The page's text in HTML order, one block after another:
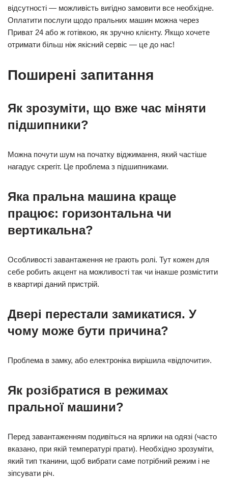
відсутності — можливість вигідно замовити все необхідне.
Оплатити послуги щодо пральних машин можна через
Приват 24 або ж готівкою, як зручно клієнту. Якщо хочете
отримати більш ніж якісний сервіс — це до нас!
Поширені запитання
Як зрозуміти, що вже час міняти
підшипники?
Можна почути шум на початку віджимання, який частіше
нагадує скрегіт. Це проблема з підшипниками.
Яка пральна машина краще
працює: горизонтальна чи
вертикальна?
Особливості завантаження не грають ролі. Тут кожен для
себе робить акцент на можливості так чи інакше розмістити
в квартирі даний пристрій.
Двері перестали замикатися. У
чому може бути причина?
Проблема в замку, або електроніка вирішила «відпочити».
Як розібратися в режимах
пральної машини?
Перед завантаженням подивіться на ярлики на одязі (часто
вказано, при якій температурі прати). Необхідно зрозуміти,
який тип тканини, щоб вибрати саме потрібний режим і не
зіпсувати річ.